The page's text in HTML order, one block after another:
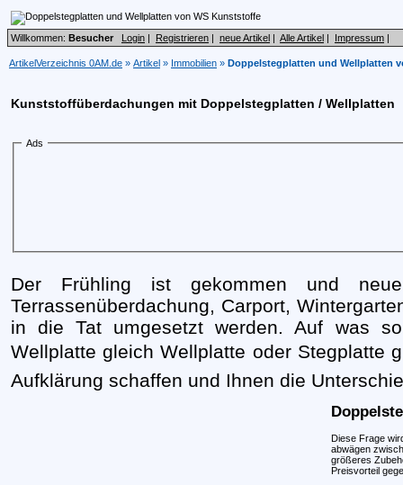
Willkommen: Besucher Login | Registrieren | neue Artikel | Alle Artikel | Impressum |
ArtikelVerzeichnis 0AM.de » Artikel » Immobilien » Doppelstegplatten und Wellplatten
Kunststoffüberdachungen mit Doppelstegplatten / Wellplatten
Ads
Der Frühling ist gekommen und
Terrassenüberdachung, Carport,
in die Tat umgesetzt werden. Auf was
Wellplatte gleich Wellplatte oder Stegplatte
Aufklärung schaffen und Ihnen die
Diese Frage
abwägen
größeres
Preisvorteil